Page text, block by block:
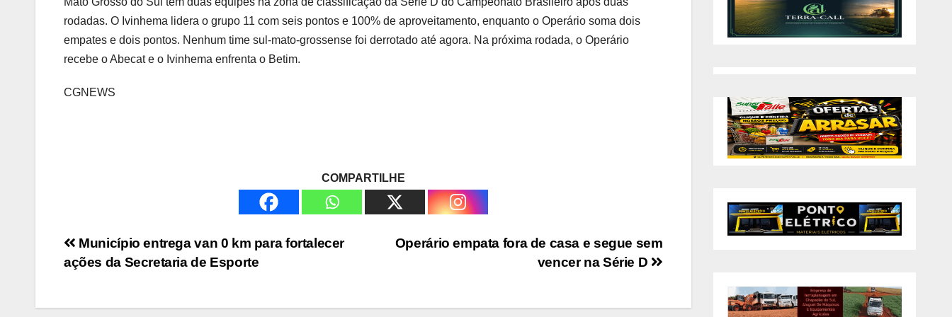
rodadas. O Ivinhema lidera o grupo 11 com seis pontos e 100% de aproveitamento, enquanto o Operário soma dois
empates e dois pontos. Nenhum time sul-mato-grossense foi derrotado até agora. Na próxima rodada, o Operário
recebe o Abecat e o Ivinhema enfrenta o Betim.
CGNEWS
COMPARTILHE
Navegação
de
Post
Operário empata fora de casa e segue sem
vencer na Série D
Município entrega van 0 km para fortalecer
ações da Secretaria de Esporte